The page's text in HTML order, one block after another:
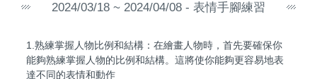
2024/03/18 ~ 2024/04/08 - 表情手腳練習
1.熟練掌握人物比例和結構：在繪畫人物時，首先要確保你
能夠熟練掌握人物的比例和結構。這將使你能夠更容易地表
達不同的表情和動作